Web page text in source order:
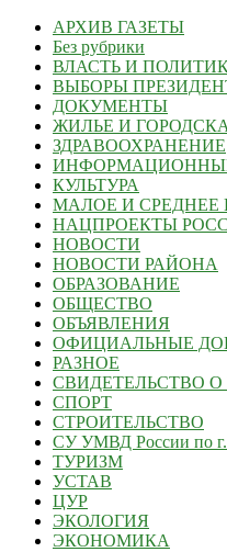
АРХИВ ГАЗЕТЫ
Без рубрики
ВЛАСТЬ И
ВЫБОРЫ
ДОКУМЕНТЫ
ЖИЛЬЕ И
ЗДРАВООХРАНЕНИЕ
КУЛЬТУРА
МАЛОЕ И СРЕДНЕЕ
НАЦПРОЕКТЫ
НОВОСТИ
НОВОСТИ РАЙОНА
ОБРАЗОВАНИЕ
ОБЩЕСТВО
ОБЪЯВЛЕНИЯ
ОФИЦИАЛЬНЫЕ
РАЗНОЕ
СВИДЕТЕЛЬСТВО О
СПОРТ
СТРОИТЕЛЬСТВО
СУ УМВД России по г.
ТУРИЗМ
УСТАВ
ЦУР
ЭКОЛОГИЯ
ЭКОНОМИКА